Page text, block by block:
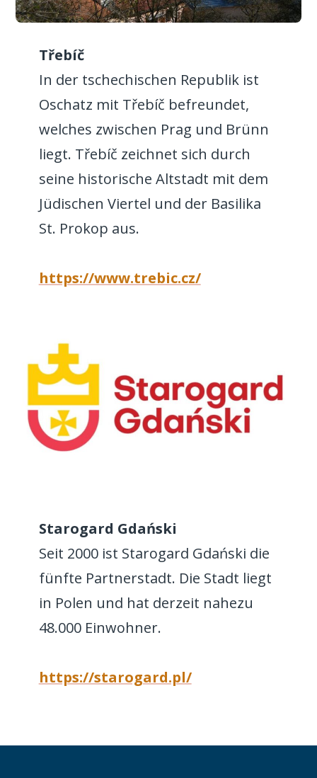
Třebíč
In der tschechischen Republik ist
Oschatz mit Třebíč befreundet,
welches zwischen Prag und Brünn
liegt. Třebíč zeichnet sich durch
seine historische Altstadt mit dem
Jüdischen Viertel und der Basilika
St. Prokop aus.
https://www.trebic.cz/
Starogard Gdański
Seit 2000 ist Starogard Gdański die
fünfte Partnerstadt. Die Stadt liegt
in Polen und hat derzeit nahezu
48.000 Einwohner.
https://starogard.pl/